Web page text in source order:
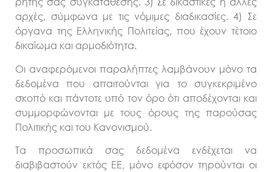
αρχές, σύμφωνα με τις νόμιμες διαδικασίες. 4) Σε
όργανα της Ελληνικής Πολιτείας, που έχουν τέτοιο
δικαίωμα και αρμοδιότητα.
Οι αναφερόμενοι παραλήπτες λαμβάνουν μόνο τα
δεδομένα που απαιτούνται για το συγκεκριμένο
σκοπό και πάντοτε υπό τον όρο ότι αποδέχονται και
συμμορφώνονται με τους όρους της παρούσας
Πολιτικής και του Κανονισμού.
Τα προσωπικά σας δεδομένα ενδέχεται να
διαβιβαστούν εκτός ΕΕ, μόνο εφόσον τηρούνται οι